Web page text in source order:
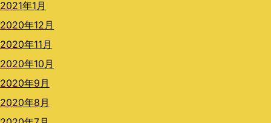
2021年1月
2020年12月
2020年11月
2020年10月
2020年9月
2020年8月